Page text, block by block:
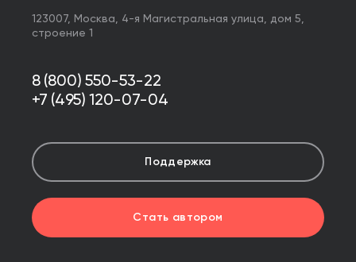
123007, Москва, 4-я Магистральная улица, дом 5,
строение 1
8 (800) 550-53-22
+7 (495) 120-07-04
Поддержка
Стать автором